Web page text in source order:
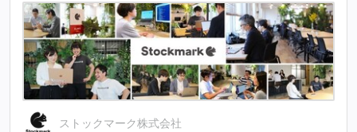
ストックマーク株式会社